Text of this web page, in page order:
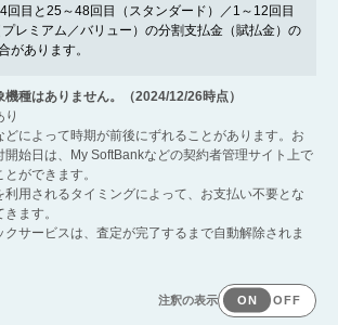
回目と25～48回目（スタンダード）／1～12回目
レミアム／バリュー）の分割支払金（賦払金）の
があります。
種はありません。（2024/12/26時点）
り
どによって時期が前後にずれることがあります。お
開始日は、My SoftBankなどの契約者管理サイト上で
ができます。
利用されるタイミングによって、お支払い不要とな
ます。
クサービスは、査定が完了するまで自動解除されま